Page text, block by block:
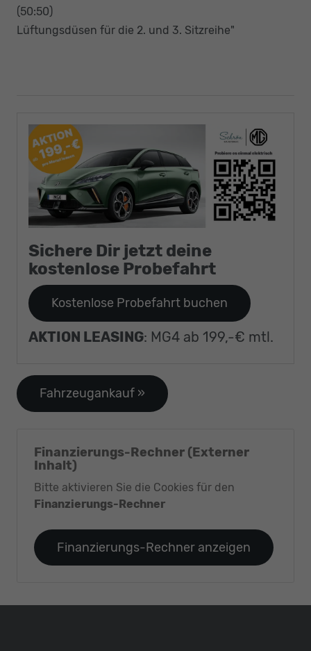
(50:50)
Lüftungsdüsen für die 2. und 3. Sitzreihe"
Sichere Dir jetzt deine
kostenlose Probefahrt
Kostenlose Probefahrt buchen
AKTION LEASING: MG4 ab 199,-€ mtl.
Fahrzeugankauf »
Finanzierungs-Rechner (Externer
Inhalt)
Bitte aktivieren Sie die Cookies für den
Finanzierungs-Rechner
Finanzierungs-Rechner anzeigen